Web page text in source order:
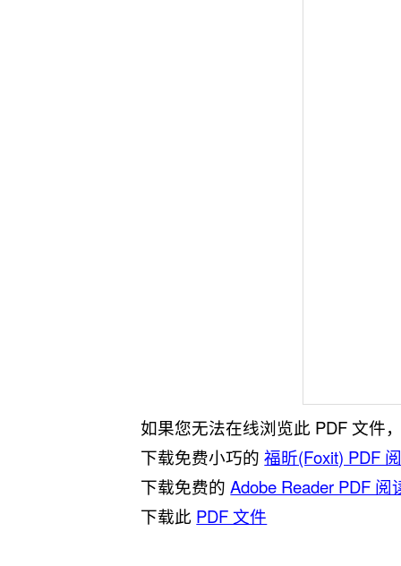
如果您无法在线浏览此 PDF 文件
下载免费小巧的福昕(Foxit) PDF
下载免费的Adobe Reader PDF 阅
下载此 PDF 文件